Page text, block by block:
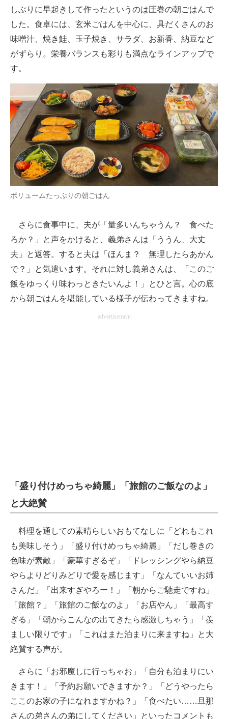
しぶりに早起きして作ったというのは圧巻の朝ごはんで
した。食卓には、玄米ごはんを中心に、具だくさんのお
味噌汁、焼き鮭、玉子焼き、サラダ、お新香、納豆など
がずらり。栄養バランスも彩りも満点なラインアップで
す。
ボリュームたっぷりの朝ごはん
さらに食事中に、夫が「量多いんちゃうん？ 食べた
ろか？」と声をかけると、義弟さんは「ううん、大丈
夫」と返答。すると夫は「ほんま？ 無理したらあかん
で？」と気遣います。それに対し義弟さんは、「このご
飯をゆっくり味わっときたいんよ！」とひと言。心の底
から朝ごはんを堪能している様子が伝わってきますね。
advertisement
「盛り付けめっちゃ綺麗」「旅館のご飯なのよ」
と大絶賛
料理を通しての素晴らしいおもてなしに「どれもこれ
も美味しそう」「盛り付けめっちゃ綺麗」「だし巻きの
色味が素敵」「豪華すぎるぞ」「ドレッシングやら納豆
やらよりどりみどりで愛を感じます」「なんていいお姉
さんだ」「出来すぎやろー！」「朝からご馳走ですね」
「旅館？」「旅館のご飯なのよ」「お店やん」「最高す
ぎる」「朝からこんなの出てきたら感激しちゃう」「羨
ましい限りです」「これはまた泊まりに来ますね」と大
絶賛する声が。
さらに「お邪魔しに行っちゃお」「自分も泊まりにい
きます！」「予約お願いできますか？」「どうやったら
ここのお家の子になれますかね？」「食べたい……旦那
さんの弟さんの弟にしてください」といったコメントも